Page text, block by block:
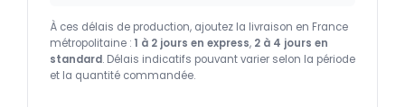
À ces délais de production, ajoutez la livraison en France
métropolitaine : 1 à 2 jours en express, 2 à 4 jours en
standard. Délais indicatifs pouvant varier selon la période
et la quantité commandée.